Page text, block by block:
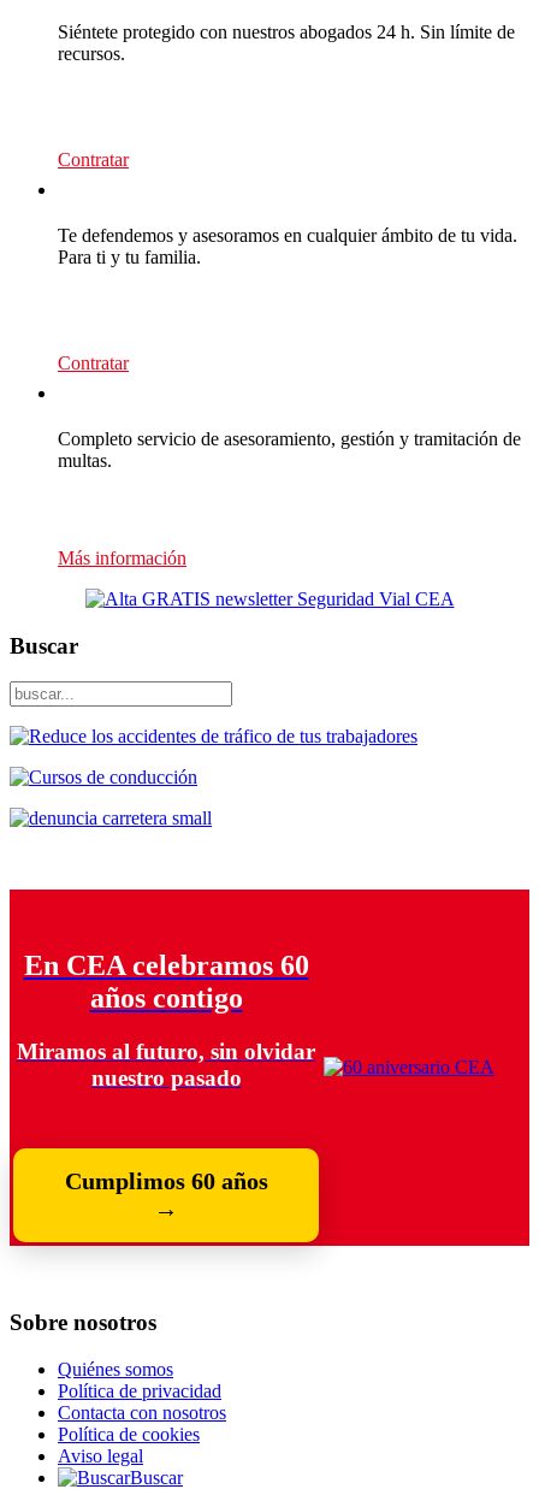
Siéntete protegido con nuestros abogados 24 h. Sin límite de
recursos.
Contratar
Te defendemos y asesoramos en cualquier ámbito de tu vida.
Para ti y tu familia.
Contratar
Completo servicio de asesoramiento, gestión y tramitación de
multas.
Más información
Buscar
En CEA celebramos 60
años contigo
Miramos al futuro, sin olvidar
nuestro pasado
Cumplimos 60 años
→
Sobre nosotros
Quiénes somos
Política de privacidad
Contacta con nosotros
Política de cookies
Aviso legal
Buscar